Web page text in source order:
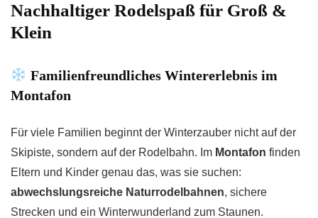
Nachhaltiger Rodelspaß für Groß &
Klein
Familienfreundliches Wintererlebnis im
Montafon
Für viele Familien beginnt der Winterzauber nicht auf der
Skipiste, sondern auf der Rodelbahn. Im Montafon finden
Eltern und Kinder genau das, was sie suchen:
abwechslungsreiche Naturrodelbahnen, sichere
Strecken und ein Winterwunderland zum Staunen.